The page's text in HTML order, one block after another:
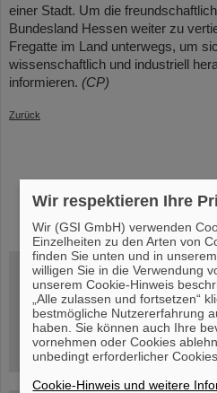
einer Stadt. Um die
Bundesland Hessen weiter zu
Fregatte im Land unterwegs, um
wissenschaftlich und industriell
informieren. (CP)
Zurück
instagram linkedin youtubehelmholtz.socialfacebook
Mittwoch, 19.08.2026, 14 Uhr
Warum existiert nicht einfach nichts?
Hannah Elfner,
GSI/FAIR/Goethe-Universität
Anmeldung und weitere Informationen
Wir respektieren Ihre
Wir (GSI GmbH) verwenden
Einzelheiten zu den Arten von
finden Sie unten und in
willigen Sie in die Verwendung
unserem Cookie-Hinweis
„Alle zulassen und fortsetzen“
bestmögliche Nutzererfahrung
haben. Sie können auch Ihre
vornehmen oder Cookies
unbedingt erforderlicher
Cookie-Hinweis und weitere